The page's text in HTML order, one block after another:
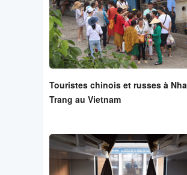
Touristes chinois et russes à Nha
Trang au Vietnam